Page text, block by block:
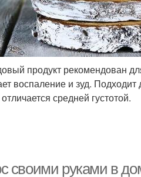
продукт рекомендован
воспаление и зуд.
средней густотой.
своими руками в